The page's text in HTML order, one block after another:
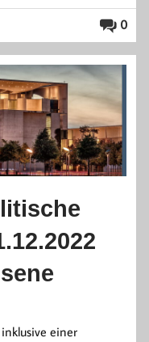
0
einer